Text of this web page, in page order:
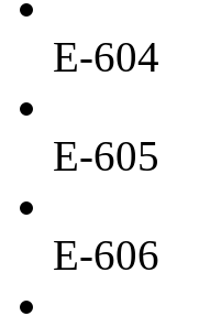
E-604
E-605
E-606